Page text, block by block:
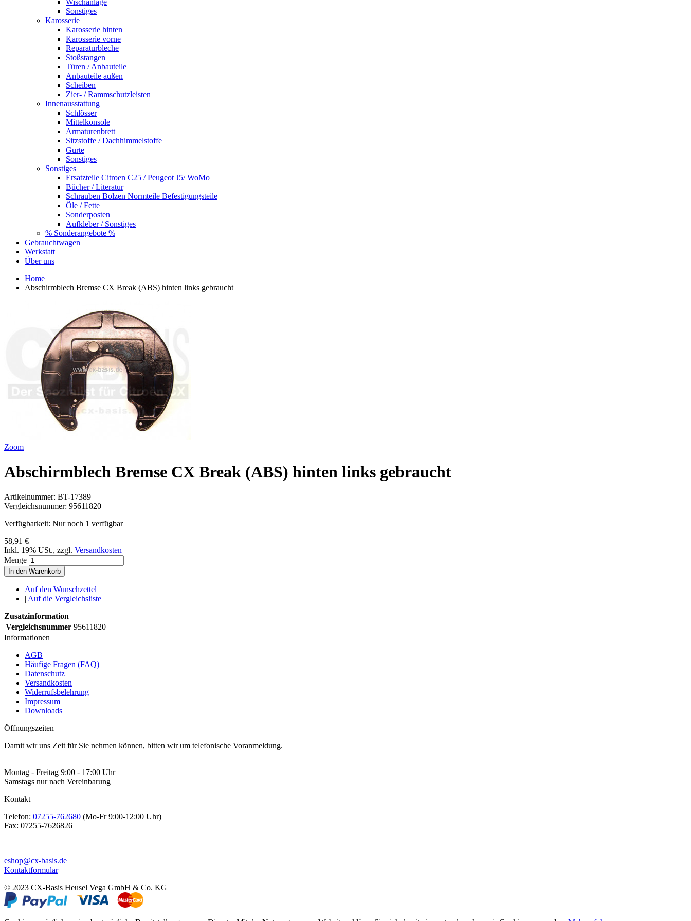
Sonstiges
Karosserie
Karosserie hinten
Karosserie vorne
Reparaturbleche
Stoßstangen
Türen / Anbauteile
Anbauteile außen
Scheiben
Zier- / Rammschutzleisten
Innenausstattung
Schlösser
Mittelkonsole
Armaturenbrett
Sitzstoffe / Dachhimmelstoffe
Gurte
Sonstiges
Sonstiges
Ersatzteile Citroen C25 / Peugeot J5/ WoMo
Bücher / Literatur
Schrauben Bolzen Normteile Befestigungsteile
Öle / Fette
Sonderposten
Aufkleber / Sonstiges
% Sonderangebote %
Gebrauchtwagen
Werkstatt
Über uns
Home
Abschirmblech Bremse CX Break (ABS) hinten links gebraucht
Zoom
Abschirmblech Bremse CX Break (ABS) hinten links gebraucht
Artikelnummer: BT-17389
Vergleichsnummer: 95611820
Verfügbarkeit: Nur noch 1 verfügbar
58,91 €
Inkl. 19% USt., zzgl. Versandkosten
Menge
In den Warenkorb
Auf den Wunschzettel
| Auf die Vergleichsliste
Zusatzinformation
Vergleichsnummer 95611820
Informationen
AGB
Häufige Fragen (FAQ)
Datenschutz
Versandkosten
Widerrufsbelehrung
Impressum
Downloads
Öffnungszeiten
Damit wir uns Zeit für Sie nehmen können, bitten wir um telefonische Voranmeldung.
Montag - Freitag 9:00 - 17:00 Uhr
Samstags nur nach Vereinbarung
Kontakt
Telefon: 07255-762680 (Mo-Fr 9:00-12:00 Uhr)
Fax: 07255-7626826
eshop@cx-basis.de
Kontaktformular
© 2023 CX-Basis Heusel Vega GmbH & Co. KG